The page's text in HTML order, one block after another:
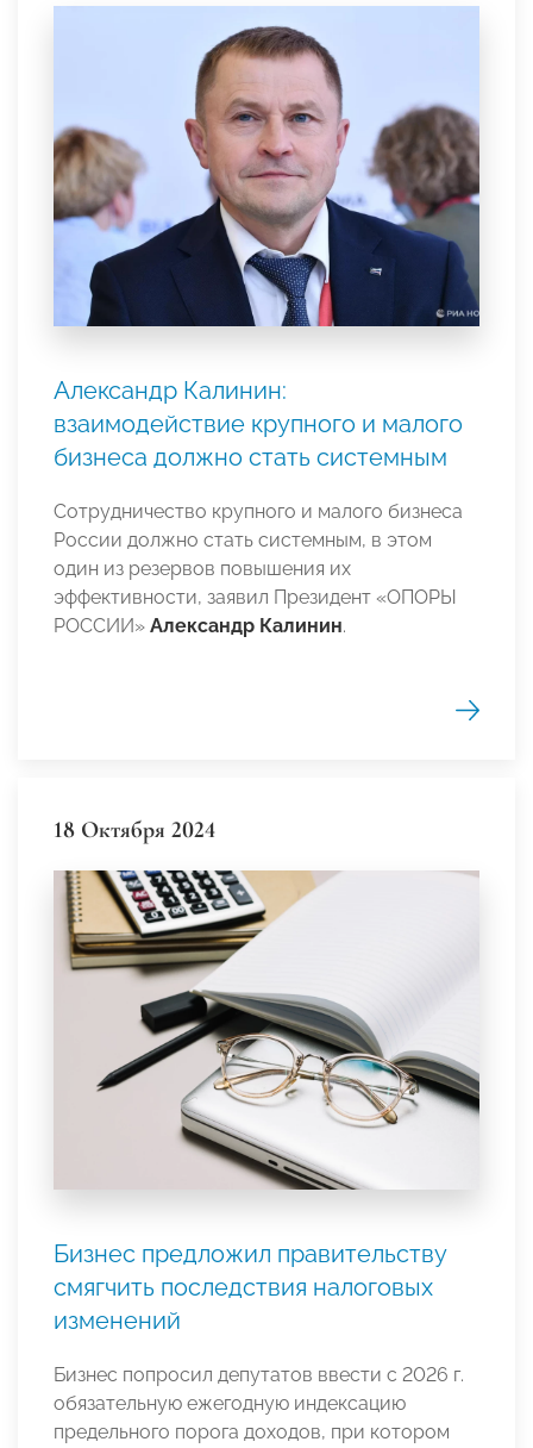
Александр Калинин:
взаимодействие крупного и малого
бизнеса должно стать системным
Сотрудничество крупного и малого бизнеса
России должно стать системным, в этом
один из резервов повышения их
эффективности, заявил Президент «ОПОРЫ
РОССИИ» Александр Калинин.
18 Октября 2024
Бизнес предложил правительству
смягчить последствия налоговых
изменений
Бизнес попросил депутатов ввести с 2026 г.
обязательную ежегодную индексацию
предельного порога доходов, при котором